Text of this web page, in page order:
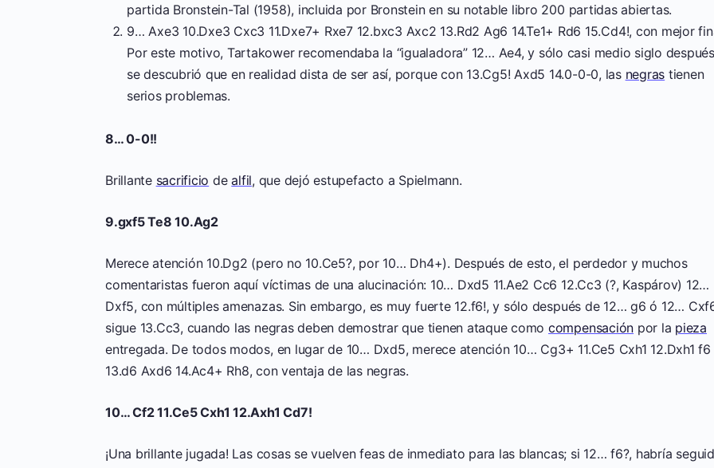
partida Bronstein-Tal (1958), incluida por Bronstein en su notable libro 200 partidas abiertas.
9… Axe3 10.Dxe3 Cxc3 11.Dxe7+ Rxe7 12.bxc3 Axc2 13.Rd2 Ag6 14.Te1+ Rd6 15.Cd4!, con mejor
Por este motivo, Tartakower recomendaba la “igualadora” 12… Ae4, y sólo casi medio siglo después
se descubrió que en realidad dista de ser así, porque con 13.Cg5! Axd5 14.0-0-0, las negras tienen
serios problemas.
8… 0-0!!
Brillante sacrificio dealfil, que dejó estupefacto a Spielmann.
9.gxf5 Te8 10.Ag2
Merece atención 10.Dg2 (pero no 10.Ce5?, por 10… Dh4+). Después de esto, el perdedor y muchos
comentaristas fueron aquí víctimas de una alucinación: 10… Dxd5 11.Ae2 Cc6 12.Cc3 (?, Kaspárov) 12…
Dxf5, con múltiples amenazas. Sin embargo, es muy fuerte 12.f6!, y sólo después de 12… g6 ó 12…
sigue 13.Cc3, cuando las negras deben demostrar que tienen ataque como compensación por la pieza
entregada. De todos modos, en lugar de 10… Dxd5, merece atención 10… Cg3+ 11.Ce5 Cxh1 12.Dxh1 f6
13.d6 Axd6 14.Ac4+ Rh8, con ventaja de las negras.
10… Cf2 11.Ce5 Cxh1 12.Axh1 Cd7!
¡Una brillante jugada! Las cosas se vuelven feas de inmediato para las blancas; si 12… f6?, habría